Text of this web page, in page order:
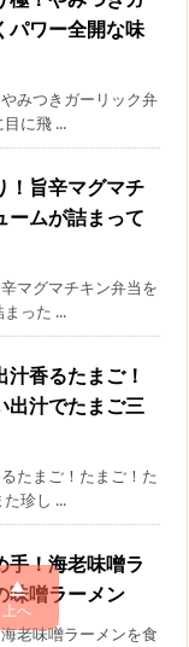
パワー全開な味
みつきガーリック弁
に飛 ...
！旨辛マグマチ
ームが詰まって
マグマチキン弁当を
った ...
香るたまご！
出汁でたまご三
たまご！たまご！た
珍し ...
手！海老味噌ラ
味噌ラーメン
老味噌ラーメンを食

上へ